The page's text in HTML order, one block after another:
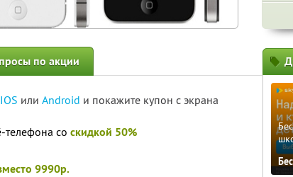
по акции
IOS или Android и покажите купон с экрана
телефона со скидкой 50%
9990р.